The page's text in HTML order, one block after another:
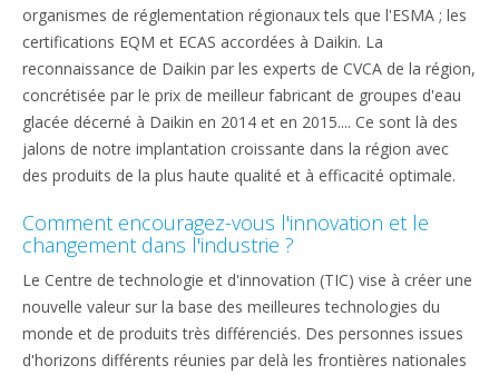
organismes de réglementation régionaux tels que l'ESMA ; les
certifications EQM et ECAS accordées à Daikin. La
reconnaissance de Daikin par les experts de CVCA de la région,
concrétisée par le prix de meilleur fabricant de groupes d'eau
glacée décerné à Daikin en 2014 et en 2015.... Ce sont là des
jalons de notre implantation croissante dans la région avec
des produits de la plus haute qualité et à efficacité optimale.
Comment encouragez-vous l'innovation et le
changement dans l'industrie ?
Le Centre de technologie et d'innovation (TIC) vise à créer une
nouvelle valeur sur la base des meilleures technologies du
monde et de produits très différenciés. Des personnes issues
d'horizons différents réunies par delà les frontières nationales